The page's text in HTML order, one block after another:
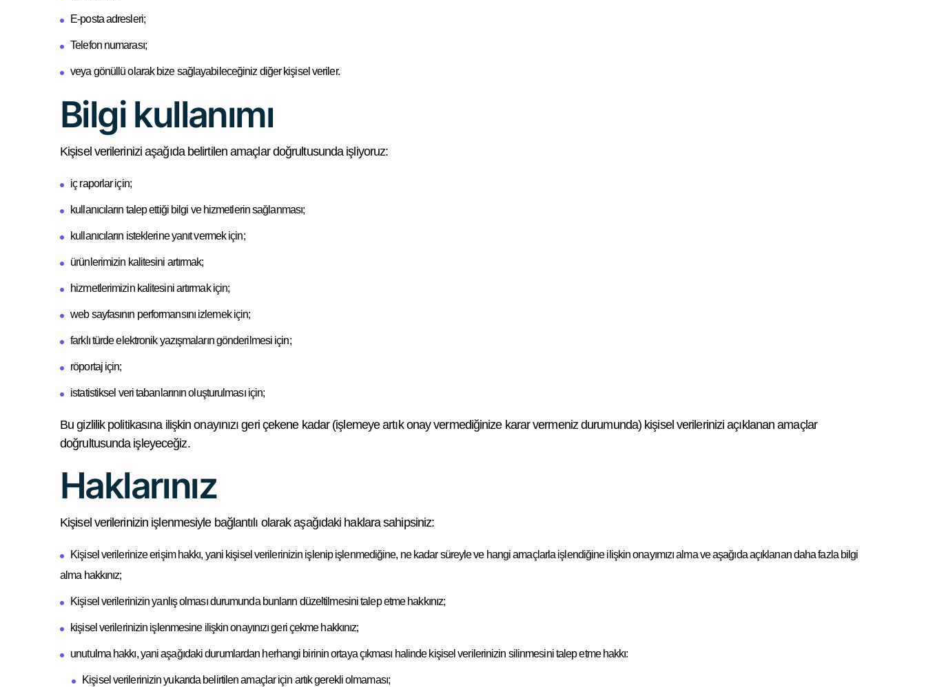
E-posta adresleri;
Telefon numarası;
veya gönüllü olarak bize sağlayabileceğiniz diğer kişisel veriler.
Bilgi kullanımı
Kişisel verilerinizi aşağıda belirtilen amaçlar doğrultusunda işliyoruz:
iç raporlar için;
kullanıcıların talep ettiği bilgi ve hizmetlerin sağlanması;
kullanıcıların isteklerine yanıt vermek için;
ürünlerimizin kalitesini artırmak;
hizmetlerimizin kalitesini artırmak için;
web sayfasının performansını izlemek için;
farklı türde elektronik yazışmaların gönderilmesi için;
röportaj için;
istatistiksel veri tabanlarının oluşturulması için;
Bu gizlilik politikasına ilişkin onayınızı geri çekene kadar (işlemeye artık onay vermediğinize karar vermeniz durumunda) kişisel verilerinizi açıklanan amaçlar
doğrultusunda işleyeceğiz.
Haklarınız
Kişisel verilerinizin işlenmesiyle bağlantılı olarak aşağıdaki haklara sahipsiniz:
Kişisel verilerinize erişim hakkı, yani kişisel verilerinizin işlenip işlenmediğine, ne kadar süreyle ve hangi amaçlarla işlendiğine ilişkin onayımızı alma ve aşağıda açıklanan daha fazla bilgi
alma hakkınız;
Kişisel verilerinizin yanlış olması durumunda bunların düzeltilmesini talep etme hakkınız;
kişisel verilerinizin işlenmesine ilişkin onayınızı geri çekme hakkınız;
unutulma hakkı, yani aşağıdaki durumlardan herhangi birinin ortaya çıkması halinde kişisel verilerinizin silinmesini talep etme hakkı:
Kişisel verilerinizin yukarıda belirtilen amaçlar için artık gerekli olmaması;